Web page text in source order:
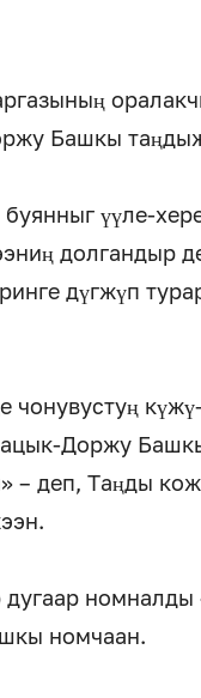
Башкы
үүле-
долгандыр
дүгжүп
чонувустуң
Доржу
– деп, Таңды
дугаар
номчаан.